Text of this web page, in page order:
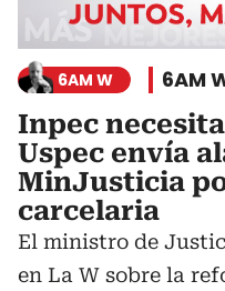
6AM W 6AM
Inpec
Uspec envía
MinJusticia
carcelaria
El ministro de
en La W sobre la